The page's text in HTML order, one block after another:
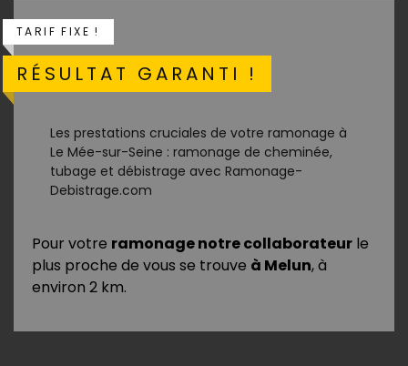
TARIF FIXE !
RÉSULTAT GARANTI !
Les prestations cruciales de votre ramonage à
Le Mée-sur-Seine : ramonage de cheminée,
tubage et débistrage avec Ramonage-
Debistrage.com
Pour votre ramonage notre collaborateur le
plus proche de vous se trouve à Melun, à
environ 2 km.